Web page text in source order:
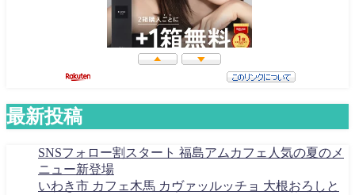
最新投稿
SNSフォロー割スタート 福島アムカフェ人気の夏のメ
ニュー新登場
いわき市 カフェ木馬 カヴァッルッチョ 大根おろしと